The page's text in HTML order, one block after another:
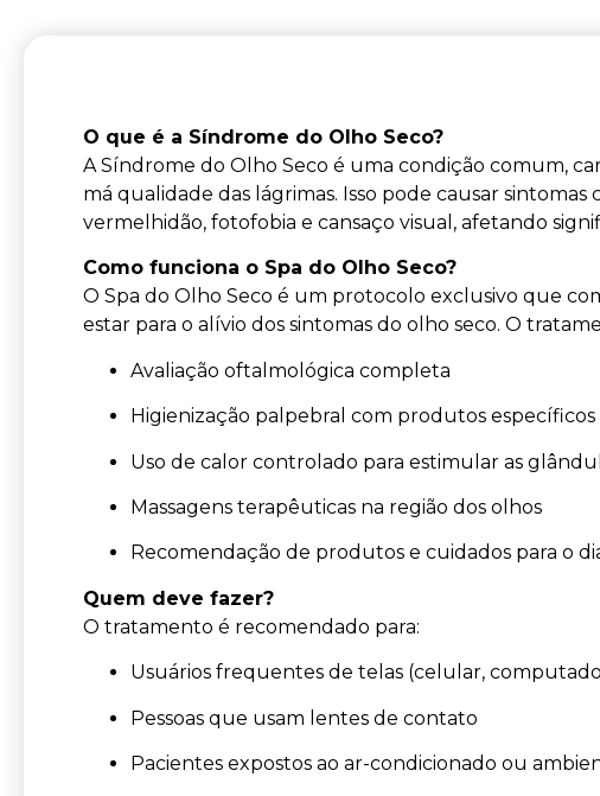
O que é a Síndrome do Olho Seco?
A Síndrome do Olho Seco é uma condição comum,
má qualidade das lágrimas. Isso pode causar sintomas
vermelhidão, fotofobia e cansaço visual, afetando
Como funciona o Spa do Olho Seco?
O Spa do Olho Seco é um protocolo exclusivo que
estar para o alívio dos sintomas do olho seco. O
Avaliação oftalmológica completa
Higienização palpebral com produtos específicos
Uso de calor controlado para estimular as
Massagens terapêuticas na região dos olhos
Recomendação de produtos e cuidados para o
Quem deve fazer?
O tratamento é recomendado para:
Usuários frequentes de telas (celular,
Pessoas que usam lentes de contato
Pacientes expostos ao ar-condicionado ou